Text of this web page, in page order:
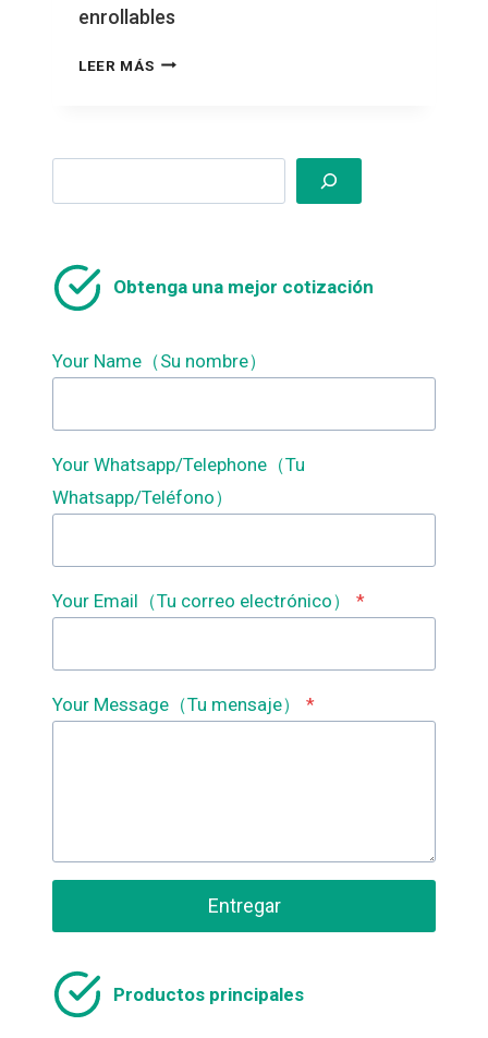
enrollables
LEER MÁSMÁQUINA
Obtenga una mejor cotización
Your Name（Su nombre）
Your Whatsapp/Telephone（Tu
Whatsapp/Teléfono）
Your Email（Tu correo electrónico） *
Your Message（Tu mensaje） *
Entregar
Productos principales